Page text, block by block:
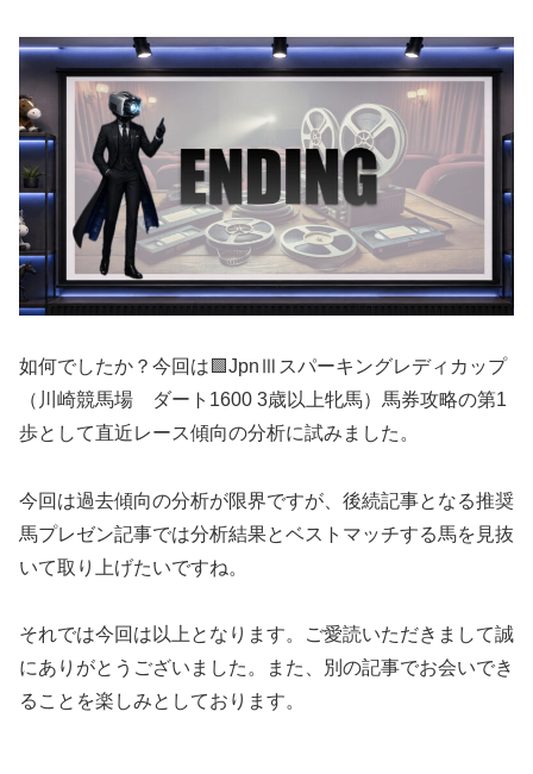
如何でしたか？今回は🟩JpnⅢスパーキングレディカップ
（川崎競馬場 ダート1600 3歳以上牝馬）馬券攻略の第1
歩として直近レース傾向の分析に試みました。
今回は過去傾向の分析が限界ですが、後続記事となる推奨
馬プレゼン記事では分析結果とベストマッチする馬を見抜
いて取り上げたいですね。
それでは今回は以上となります。ご愛読いただきまして誠
にありがとうございました。また、別の記事でお会いでき
ることを楽しみとしております。